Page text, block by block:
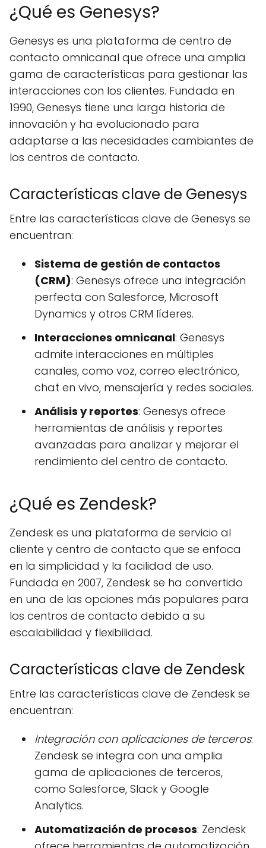
¿Qué es Genesys?
Genesys es una plataforma de centro de
contacto omnicanal que ofrece una amplia
gama de características para gestionar las
interacciones con los clientes. Fundada en
1990, Genesys tiene una larga historia de
innovación y ha evolucionado para
adaptarse a las necesidades cambiantes de
los centros de contacto.
Características clave de Genesys
Entre las características clave de Genesys se
encuentran:
Sistema de gestión de contactos
(CRM): Genesys ofrece una integración
perfecta con Salesforce, Microsoft
Dynamics y otros CRM líderes.
Interacciones omnicanal: Genesys
admite interacciones en múltiples
canales, como voz, correo electrónico,
chat en vivo, mensajería y redes sociales.
Análisis y reportes: Genesys ofrece
herramientas de análisis y reportes
avanzadas para analizar y mejorar el
rendimiento del centro de contacto.
¿Qué es Zendesk?
Zendesk es una plataforma de servicio al
cliente y centro de contacto que se enfoca
en la simplicidad y la facilidad de uso.
Fundada en 2007, Zendesk se ha convertido
en una de las opciones más populares para
los centros de contacto debido a su
escalabilidad y flexibilidad.
Características clave de Zendesk
Entre las características clave de Zendesk se
encuentran:
Integración con aplicaciones de terceros:
Zendesk se integra con una amplia
gama de aplicaciones de terceros,
como Salesforce, Slack y Google
Analytics.
Automatización de procesos: Zendesk